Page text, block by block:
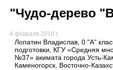
"Чудо-дерево
4 февраля 2018 г.
Лопатин Владислав, 0 "А"
подготовки, КГУ «Средняя
№37» акимата города Усть-
Каменогорск, Восточно-